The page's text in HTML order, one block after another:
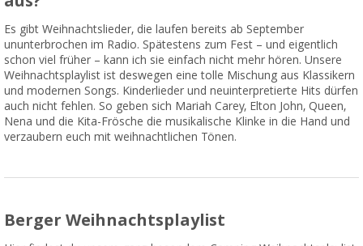
Es gibt Weihnachtslieder, die laufen bereits ab September
ununterbrochen im Radio. Spätestens zum Fest – und eigentlich
schon viel früher – kann ich sie einfach nicht mehr hören. Unsere
Weihnachtsplaylist ist deswegen eine tolle Mischung aus Klassikern
und modernen Songs. Kinderlieder und neuinterpretierte Hits dürfen
auch nicht fehlen. So geben sich Mariah Carey, Elton John, Queen,
Nena und die Kita-Frösche die musikalische Klinke in die Hand und
verzaubern euch mit weihnachtlichen Tönen.
Berger Weihnachtsplaylist